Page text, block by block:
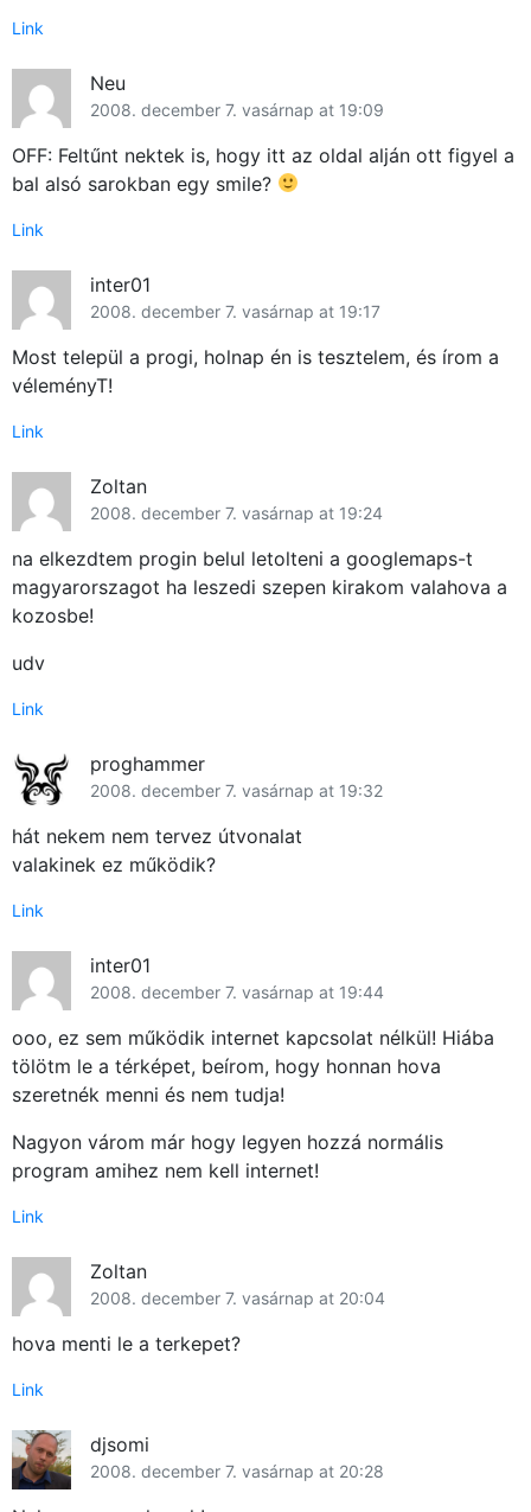
Link
Neu
2008. december 7. vasárnap at 19:09
OFF: Feltűnt nektek is, hogy itt az oldal alján ott figyel a
bal alsó sarokban egy smile?
Link
inter01
2008. december 7. vasárnap at 19:17
Most települ a progi, holnap én is tesztelem, és írom a
véleményT!
Link
Zoltan
2008. december 7. vasárnap at 19:24
na elkezdtem progin belul letolteni a googlemaps-t
magyarorszagot ha leszedi szepen kirakom valahova a
kozosbe!
udv
Link
proghammer
2008. december 7. vasárnap at 19:32
hát nekem nem tervez útvonalat
valakinek ez működik?
Link
inter01
2008. december 7. vasárnap at 19:44
ooo, ez sem működik internet kapcsolat nélkül! Hiába
tölötm le a térképet, beírom, hogy honnan hova
szeretnék menni és nem tudja!
Nagyon várom már hogy legyen hozzá normális
program amihez nem kell internet!
Link
Zoltan
2008. december 7. vasárnap at 20:04
hova menti le a terkepet?
Link
djsomi
2008. december 7. vasárnap at 20:28